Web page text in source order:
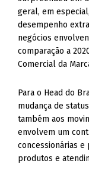
geral, em
desempenho
negócios
comparação a
Comercial da
Para o Head do
mudança de
também aos
envolvem um
concessionárias e
produtos e